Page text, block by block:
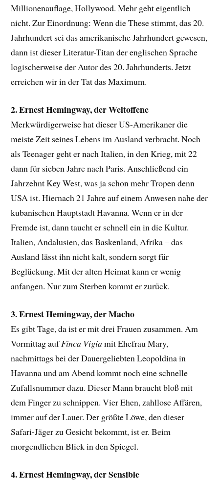
Millionenauflage, Hollywood. Mehr geht eigentlich
nicht. Zur Einordnung: Wenn die These stimmt, das 20.
Jahrhundert sei das amerikanische Jahrhundert gewesen,
dann ist dieser Literatur-Titan der englischen Sprache
logischerweise der Autor des 20. Jahrhunderts. Jetzt
erreichen wir in der Tat das Maximum.
2. Ernest Hemingway, der Weltoffene
Merkwürdigerweise hat dieser US-Amerikaner die
meiste Zeit seines Lebens im Ausland verbracht. Noch
als Teenager geht er nach Italien, in den Krieg, mit 22
dann für sieben Jahre nach Paris. Anschließend ein
Jahrzehnt Key West, was ja schon mehr Tropen denn
USA ist. Hiernach 21 Jahre auf einem Anwesen nahe der
kubanischen Hauptstadt Havanna. Wenn er in der
Fremde ist, dann taucht er schnell ein in die Kultur.
Italien, Andalusien, das Baskenland, Afrika – das
Ausland lässt ihn nicht kalt, sondern sorgt für
Beglückung. Mit der alten Heimat kann er wenig
anfangen. Nur zum Sterben kommt er zurück.
3. Ernest Hemingway, der Macho
Es gibt Tage, da ist er mit drei Frauen zusammen. Am
Vormittag aufFinca Vigíamit Ehefrau Mary,
nachmittags bei der Dauergeliebten Leopoldina in
Havanna und am Abend kommt noch eine schnelle
Zufallsnummer dazu. Dieser Mann braucht bloß mit
dem Finger zu schnippen. Vier Ehen, zahllose Affären,
immer auf der Lauer. Der größte Löwe, den dieser
Safari-Jäger zu Gesicht bekommt, ist er. Beim
morgendlichen Blick in den Spiegel.
4. Ernest Hemingway, der Sensible